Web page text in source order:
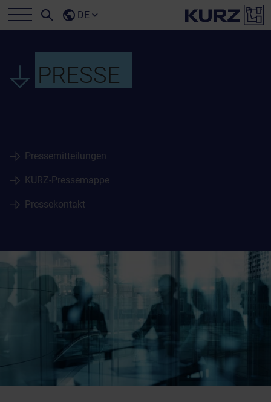
DE
PRESSE
Pressemitteilungen
KURZ-Pressemappe
Pressekontakt